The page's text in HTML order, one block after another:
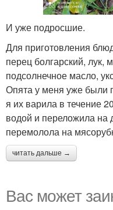
И уже подросшие.
Для приготовления
перец болгарский, лук,
подсолнечное масло,
Опята у меня уже
я их варила в течение
водой и переложила на
перемолола на
читать дальше →
Вас может